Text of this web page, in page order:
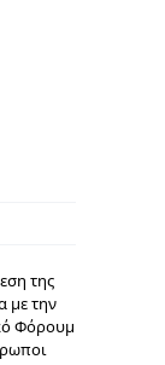
της
με την
Φόρουμ